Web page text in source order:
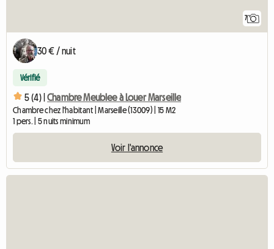
7
30 € / nuit
Vérifié
5 (4) | Chambre Meublee à Louer Marseille
Chambre chez l'habitant | Marseille (13009) | 15 M2
1 pers. | 5 nuits minimum
Voir l'annonce